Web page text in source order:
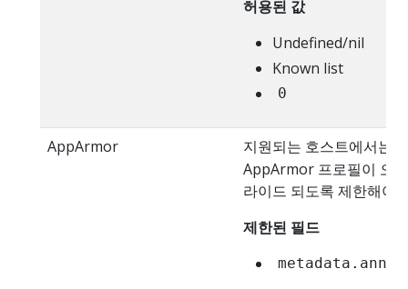
허용된 값
Undefined/nil
Known list
0
AppArmor 지원되는 호스트에서는,
AppArmor 프로필이 오
라이드 되도록 제한해야
제한된 필드